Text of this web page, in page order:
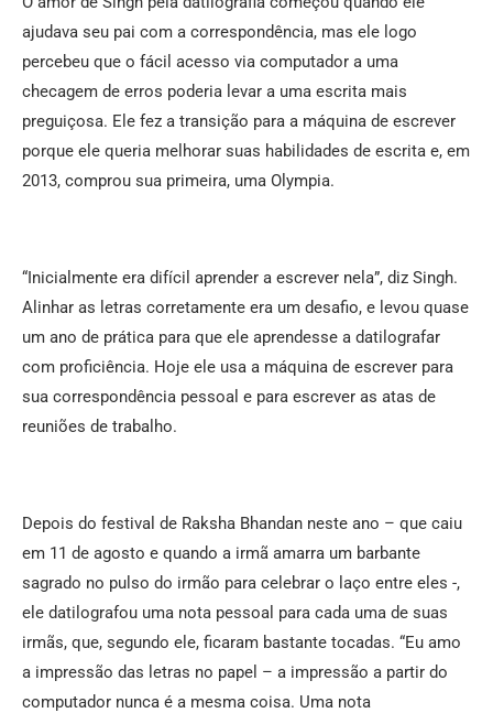
ajudava seu pai com a correspondência, mas ele logo
percebeu que o fácil acesso via computador a uma
checagem de erros poderia levar a uma escrita mais
preguiçosa. Ele fez a transição para a máquina de escrever
porque ele queria melhorar suas habilidades de escrita e, em
2013, comprou sua primeira, uma Olympia.
“Inicialmente era difícil aprender a escrever nela”, diz Singh.
Alinhar as letras corretamente era um desafio, e levou quase
um ano de prática para que ele aprendesse a datilografar
com proficiência. Hoje ele usa a máquina de escrever para
sua correspondência pessoal e para escrever as atas de
reuniões de trabalho.
Depois do festival de Raksha Bhandan neste ano – que caiu
em 11 de agosto e quando a irmã amarra um barbante
sagrado no pulso do irmão para celebrar o laço entre eles -,
ele datilografou uma nota pessoal para cada uma de suas
irmãs, que, segundo ele, ficaram bastante tocadas. “Eu amo
a impressão das letras no papel – a impressão a partir do
computador nunca é a mesma coisa. Uma nota